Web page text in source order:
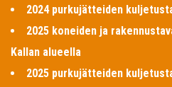
2024 purkujätteiden
2025 koneiden ja
Kallan alueella
2025 purkujätteiden